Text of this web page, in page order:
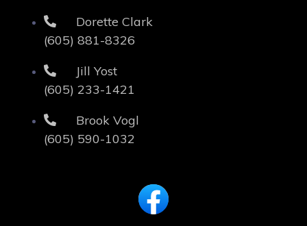
Dorette Clark
(605) 881-8326
Jill Yost
(605) 233-1421
Brook Vogl
(605) 590-1032